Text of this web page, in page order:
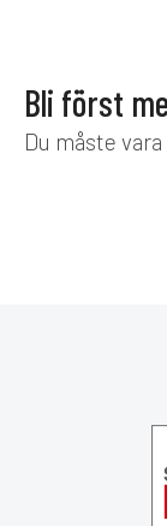
Bli först
Du måste vara